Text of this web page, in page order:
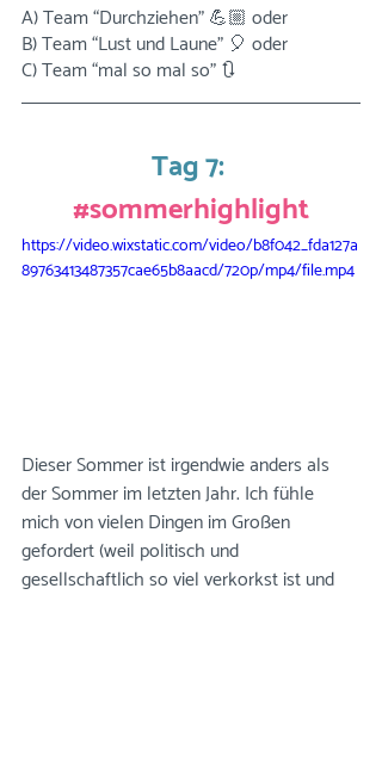
A) Team “Durchziehen” 💪🏼 oder
B) Team “Lust und Laune” 🎈 oder
C) Team “mal so mal so” 🔃
Tag 7:
#sommerhighlight
https://video.wixstatic.com/video/b8f042_fda127a
89763413487357cae65b8aacd/720p/mp4/file.mp4
Dieser Sommer ist irgendwie anders als
der Sommer im letzten Jahr. Ich fühle
mich von vielen Dingen im Großen
gefordert (weil politisch und
gesellschaftlich so viel verkorkst ist und